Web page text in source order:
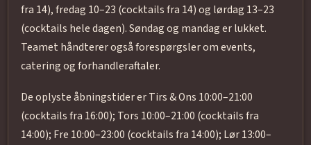
fra 14), fredag 10–23 (cocktails fra 14) og lørdag 13–23
(cocktails hele dagen). Søndag og mandag er lukket.
Teamet håndterer også forespørgsler om events,
catering og forhandleraftaler.
De oplyste åbningstider er Tirs & Ons 10:00–21:00
(cocktails fra 16:00); Tors 10:00–21:00 (cocktails fra
14:00); Fre 10:00–23:00 (cocktails fra 14:00); Lør 13:00–